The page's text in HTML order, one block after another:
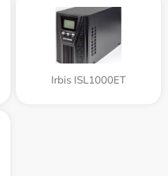
Irbis ISL1000ET